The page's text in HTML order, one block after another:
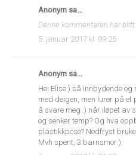
Anonym sa...
Denne kommentaren har
5. januar 2017 kl. 09:25
Anonym sa...
Hei Elise:) så innbydende
med deigen, men lurer på
å svare meg :) når iløpet av
og senker temp? Og hva
plastikkpose? Nedfryst
Mvh spent, 3 barnsmor:)